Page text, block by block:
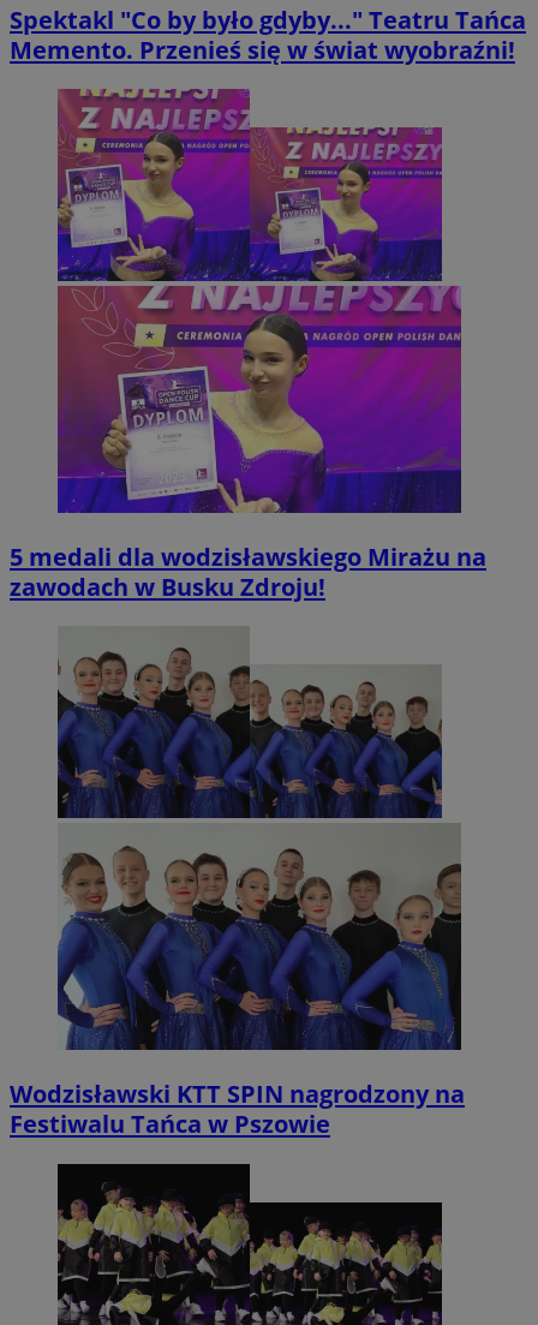
Spektakl "Co by było gdyby..." Teatru Tańca
Memento. Przenieś się w świat wyobraźni!
5 medali dla wodzisławskiego Mirażu na
zawodach w Busku Zdroju!
Wodzisławski KTT SPIN nagrodzony na
Festiwalu Tańca w Pszowie